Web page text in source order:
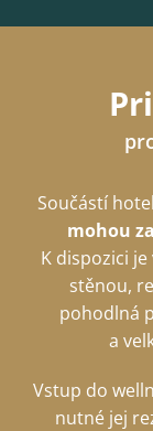
Součástí
mohou
K dispozici
stěnou,
pohodlná
a
Vstup do
nutné jej